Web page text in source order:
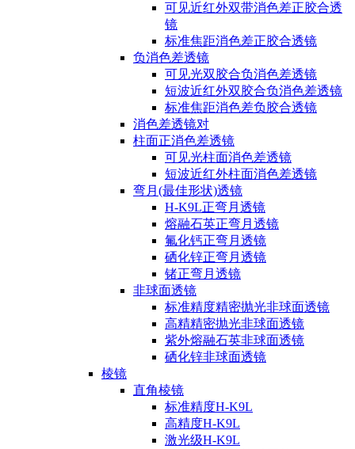
可见近红外双带消色差正胶合透
镜
标准焦距消色差正胶合透镜
负消色差透镜
可见光双胶合负消色差透镜
短波近红外双胶合负消色差透镜
标准焦距消色差负胶合透镜
消色差透镜对
柱面正消色差透镜
可见光柱面消色差透镜
短波近红外柱面消色差透镜
弯月(最佳形状)透镜
H-K9L正弯月透镜
熔融石英正弯月透镜
氟化钙正弯月透镜
硒化锌正弯月透镜
锗正弯月透镜
非球面透镜
标准精度精密抛光非球面透镜
高精精密抛光非球面透镜
紫外熔融石英非球面透镜
硒化锌非球面透镜
棱镜
直角棱镜
标准精度H-K9L
高精度H-K9L
激光级H-K9L